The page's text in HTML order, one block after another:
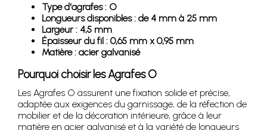
Type d'agrafes : O
Longueurs disponibles : de 4 mm à 25 mm
Largeur : 4,5 mm
Épaisseur du fil : 0,65 mm x 0,95 mm
Matière : acier galvanisé
Pourquoi choisir les Agrafes O
Les Agrafes O assurent une fixation solide et précise,
adaptée aux exigences du garnissage, de la réfection de
mobilier et de la décoration intérieure, grâce à leur
matière en acier galvanisé et à la variété de longueurs